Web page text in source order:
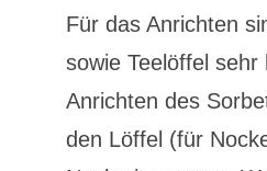
Für das Anrichten
sowie Teelöffel sehr
Anrichten des
den Löffel (für